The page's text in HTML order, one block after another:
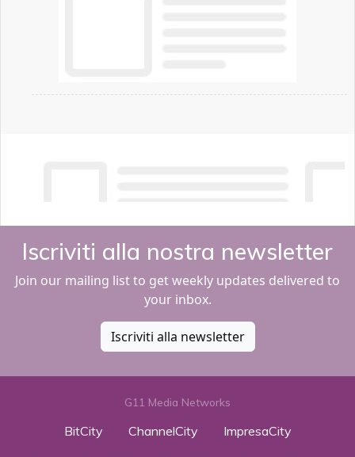
Iscriviti alla nostra newsletter
Join our mailing list to get weekly updates delivered to
your inbox.
Iscriviti alla newsletter
G11 Media Networks
BitCity ChannelCity
ImpresaCity